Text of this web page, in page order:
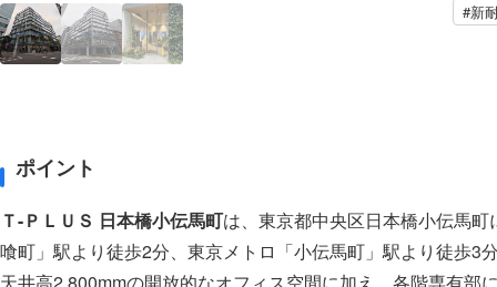
#新
ポイント
Ｔ-ＰＬＵＳ 日本橋小伝馬町は、東京都中央区日本橋小伝馬
喰町」駅より徒歩2分、東京メトロ「小伝馬町」駅より徒歩3